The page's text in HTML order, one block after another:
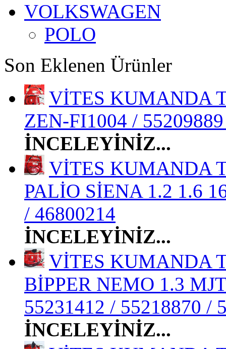
VOLKSWAGEN
POLO
Son Eklenen Ürünler
VİTES KUMANDA
ZEN-FI1004 /
İNCELEYİNİZ...
VİTES KUMANDA
PALİO SİENA 1.2 1.6
/ 46800214
İNCELEYİNİZ...
VİTES KUMANDA
BİPPER NEMO 1.3
55231412 / 55218870 /
İNCELEYİNİZ...